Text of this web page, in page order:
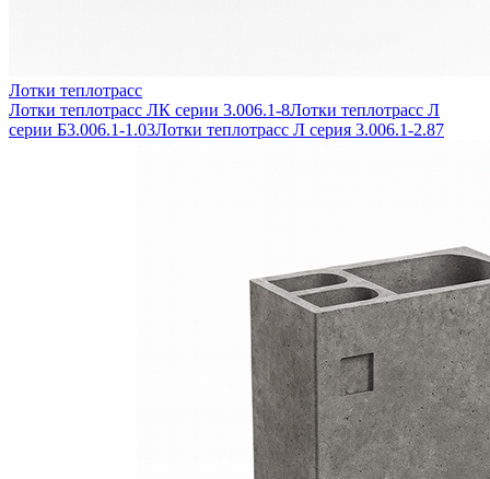
Лотки теплотрасс
Лотки теплотрасс ЛК серии 3.006.1-8Лотки теплотрасс Л
серии Б3.006.1-1.03Лотки теплотрасс Л серия 3.006.1-2.87